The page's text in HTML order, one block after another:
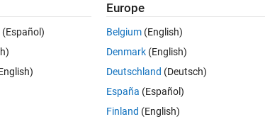
(Español)
Europe
Belgium (English)
Denmark (English)
Deutschland (Deutsch)
España (Español)
Finland (English)